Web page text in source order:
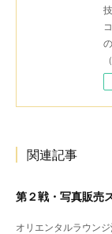
関連記事
第２戦・写真販売
オリエンタルラウン